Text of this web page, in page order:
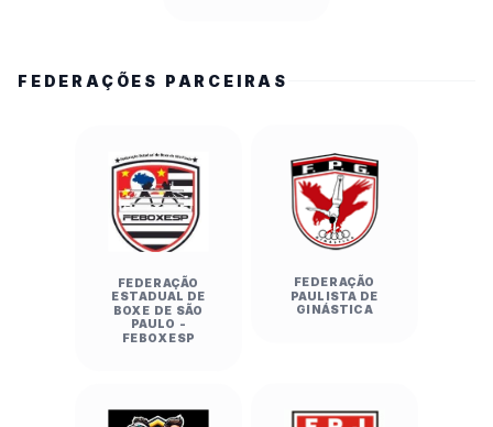
FEDERAÇÕES PARCEIRAS
FEDERAÇÃO
ESTADUAL DE
BOXE DE SÃO
PAULO -
FEBOXESP
FEDERAÇÃO
PAULISTA DE
GINÁSTICA